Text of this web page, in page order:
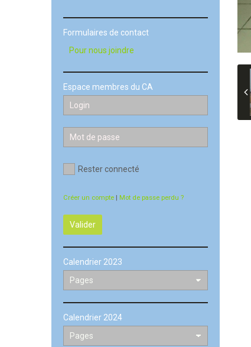
Formulaires de contact
Pour nous joindre
Espace membres du CA
Rester connecté
Créer un compte | Mot de passe perdu ?
Valider
Calendrier 2023
Calendrier 2024